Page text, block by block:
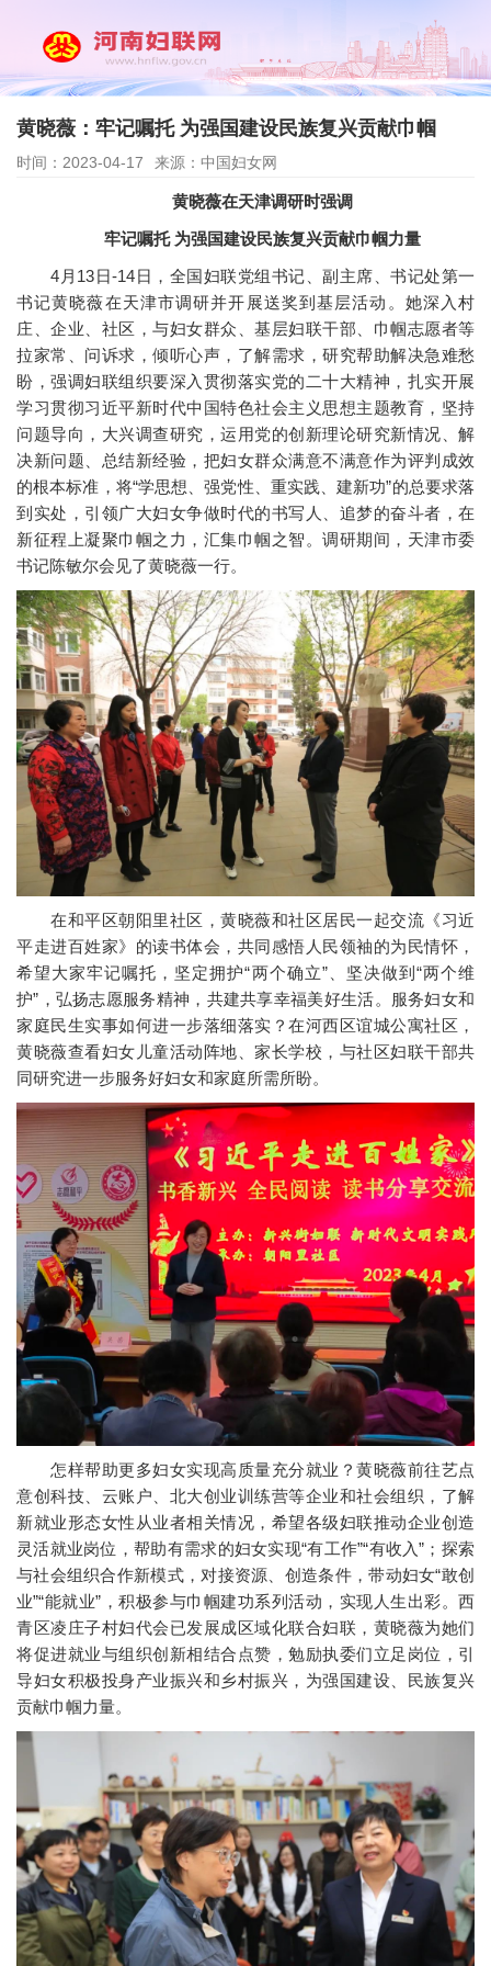
黄晓薇：牢记嘱托 为强国建设民族复兴贡献巾帼
时间：2023-04-17 来源：中国妇女网
黄晓薇在天津调研时强调
牢记嘱托 为强国建设民族复兴贡献巾帼力量
4月13日-14日，全国妇联党组书记、副主席、书记处第一
书记黄晓薇在天津市调研并开展送奖到基层活动。她深入村
庄、企业、社区，与妇女群众、基层妇联干部、巾帼志愿者等
拉家常、问诉求，倾听心声，了解需求，研究帮助解决急难愁
盼，强调妇联组织要深入贯彻落实党的二十大精神，扎实开展
学习贯彻习近平新时代中国特色社会主义思想主题教育，坚持
问题导向，大兴调查研究，运用党的创新理论研究新情况、解
决新问题、总结新经验，把妇女群众满意不满意作为评判成效
的根本标准，将“学思想、强党性、重实践、建新功”的总要求落
到实处，引领广大妇女争做时代的书写人、追梦的奋斗者，在
新征程上凝聚巾帼之力，汇集巾帼之智。调研期间，天津市委
书记陈敏尔会见了黄晓薇一行。
在和平区朝阳里社区，黄晓薇和社区居民一起交流《习近
平走进百姓家》的读书体会，共同感悟人民领袖的为民情怀，
希望大家牢记嘱托，坚定拥护“两个确立”、坚决做到“两个维
护”，弘扬志愿服务精神，共建共享幸福美好生活。服务妇女和
家庭民生实事如何进一步落细落实？在河西区谊城公寓社区，
黄晓薇查看妇女儿童活动阵地、家长学校，与社区妇联干部共
同研究进一步服务好妇女和家庭所需所盼。
怎样帮助更多妇女实现高质量充分就业？黄晓薇前往艺点
意创科技、云账户、北大创业训练营等企业和社会组织，了解
新就业形态女性从业者相关情况，希望各级妇联推动企业创造
灵活就业岗位，帮助有需求的妇女实现“有工作”“有收入”；探索
与社会组织合作新模式，对接资源、创造条件，带动妇女“敢创
业”“能就业”，积极参与巾帼建功系列活动，实现人生出彩。西
青区凌庄子村妇代会已发展成区域化联合妇联，黄晓薇为她们
将促进就业与组织创新相结合点赞，勉励执委们立足岗位，引
导妇女积极投身产业振兴和乡村振兴，为强国建设、民族复兴
贡献巾帼力量。